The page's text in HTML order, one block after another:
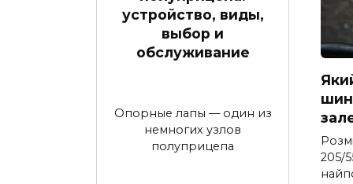
устройство, виды,
выбор и
обслуживание
Опорные лапы — один из
немногих узлов
полуприцепа
205/